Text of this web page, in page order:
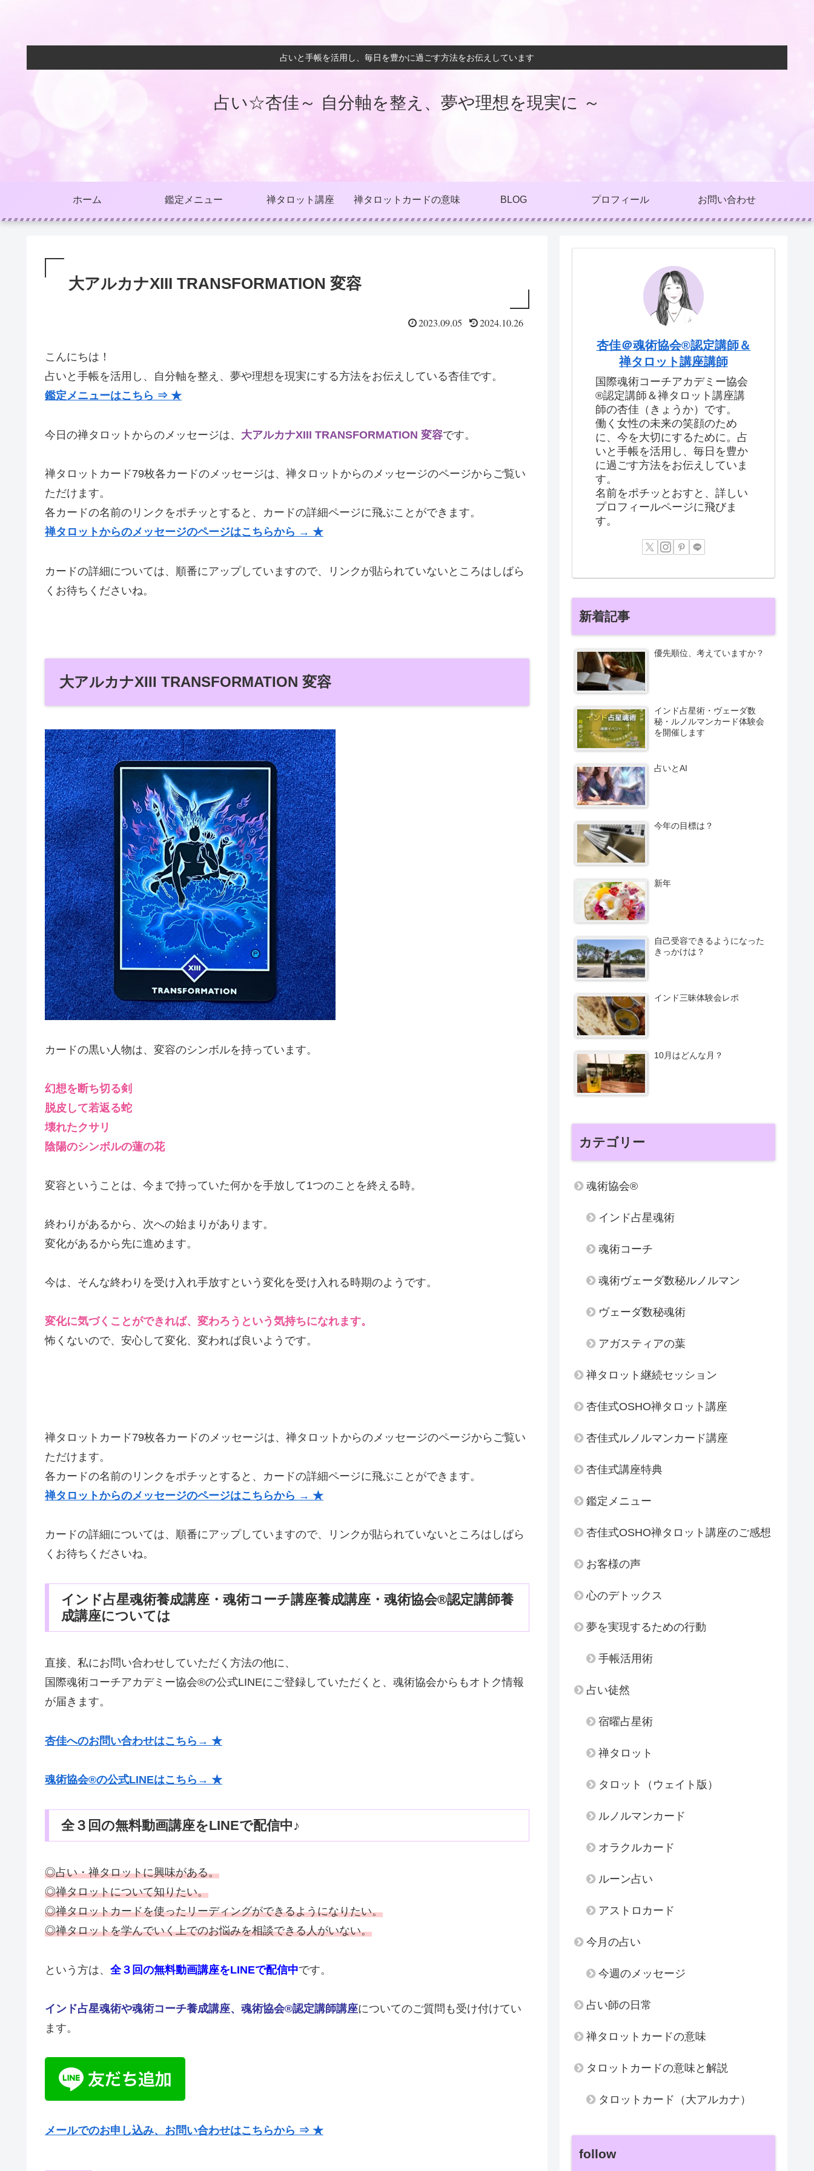
占いと手帳を活用し、毎日を豊かに過ごす方法をお伝えしています
占い☆杏佳～ 自分軸を整え、夢や理想を現実に ～
ホーム 鑑定メニュー 禅タロット講座 禅タロットカードの意味 BLOG プロフィール お問い合わせ
大アルカナXIII TRANSFORMATION 変容
2023.09.05 2024.10.26
こんにちは！
占いと手帳を活用し、自分軸を整え、夢や理想を現実にする方法をお伝えしている杏佳です。
鑑定メニューはこちら ⇒ ★
今日の禅タロットからのメッセージは、 大アルカナXIII TRANSFORMATION 変容です。
禅タロットカード79枚各カードのメッセージは、禅タロットからのメッセージのページからご覧い
ただけます。
各カードの名前のリンクをポチッとすると、カードの詳細ページに飛ぶことができます。
禅タロットからのメッセージのページはこちらから → ★
カードの詳細については、順番にアップしていますので、リンクが貼られていないところはしばら
くお待ちくださいね。
大アルカナXIII TRANSFORMATION 変容
カードの黒い人物は、変容のシンボルを持っています。
幻想を断ち切る剣
脱皮して若返る蛇
壊れたクサリ
陰陽のシンボルの蓮の花
変容ということは、今まで持っていた何かを手放して1つのことを終える時。
終わりがあるから、次への始まりがあります。
変化があるから先に進めます。
今は、そんな終わりを受け入れ手放すという変化を受け入れる時期のようです。
変化に気づくことができれば、変わろうという気持ちになれます。
怖くないので、安心して変化、変われば良いようです。
禅タロットカード79枚各カードのメッセージは、禅タロットからのメッセージのページからご覧い
ただけます。
各カードの名前のリンクをポチッとすると、カードの詳細ページに飛ぶことができます。
禅タロットからのメッセージのページはこちらから → ★
カードの詳細については、順番にアップしていますので、リンクが貼られていないところはしばら
くお待ちくださいね。
インド占星魂術養成講座・魂術コーチ講座養成講座・魂術協会®認定講師養
成講座については
直接、私にお問い合わせしていただく方法の他に、
国際魂術コーチアカデミー協会®の公式LINEにご登録していただくと、魂術協会からもオトク情報
が届きます。
杏佳へのお問い合わせはこちら→ ★
魂術協会®の公式LINEはこちら→ ★
全３回の無料動画講座をLINEで配信中♪
◎占い・禅タロットに興味がある。
◎禅タロットについて知りたい。
◎禅タロットカードを使ったリーディングができるようになりたい。
◎禅タロットを学んでいく上でのお悩みを相談できる人がいない。
という方は、 全３回の無料動画講座をLINEで配信中です。
インド占星魂術や魂術コーチ養成講座、魂術協会®認定講師講座についてのご質問も受け付けてい
ます。
メールでのお申し込み、お問い合わせはこちらから ⇒ ★
杏佳＠魂術協会®認定講師＆
禅タロット講座講師
国際魂術コーチアカデミー協会
®認定講師＆禅タロット講座講
師の杏佳（きょうか）です。
働く女性の未来の笑顔のため
に、今を大切にするために。占
いと手帳を活用し、毎日を豊か
に過ごす方法をお伝えしていま
す。
名前をポチッとおすと、詳しい
プロフィールページに飛びま
す。
新着記事
優先順位、考えていますか？
インド占星術・ヴェーダ数
秘・ルノルマンカード体験会
を開催します
占いとAI
今年の目標は？
新年
自己受容できるようになった
きっかけは？
インド三昧体験会レポ
10月はどんな月？
カテゴリー
魂術協会®
インド占星魂術
魂術コーチ
魂術ヴェーダ数秘ルノルマン
ヴェーダ数秘魂術
アガスティアの葉
禅タロット継続セッション
杏佳式OSHO禅タロット講座
杏佳式ルノルマンカード講座
杏佳式講座特典
鑑定メニュー
杏佳式OSHO禅タロット講座のご感想
お客様の声
心のデトックス
夢を実現するための行動
手帳活用術
占い徒然
宿曜占星術
禅タロット
タロット（ウェイト版）
ルノルマンカード
オラクルカード
ルーン占い
アストロカード
今月の占い
今週のメッセージ
占い師の日常
禅タロットカードの意味
タロットカードの意味と解説
タロットカード（大アルカナ）
follow